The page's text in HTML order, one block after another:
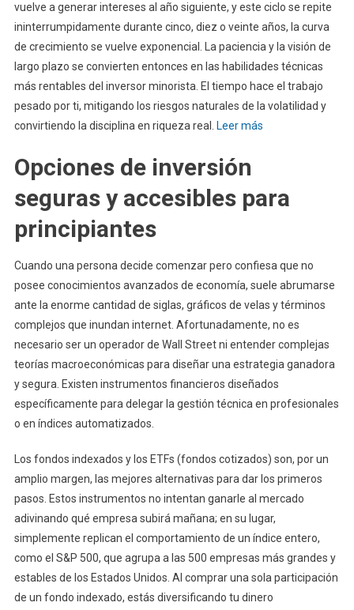
vuelve a generar intereses al año siguiente, y este ciclo se repite
ininterrumpidamente durante cinco, diez o veinte años, la curva
de crecimiento se vuelve exponencial. La paciencia y la visión de
largo plazo se convierten entonces en las habilidades técnicas
más rentables del inversor minorista. El tiempo hace el trabajo
pesado por ti, mitigando los riesgos naturales de la volatilidad y
convirtiendo la disciplina en riqueza real.
Leer más
Opciones de inversión
seguras y accesibles para
principiantes
Cuando una persona decide comenzar pero confiesa que no
posee conocimientos avanzados de economía, suele abrumarse
ante la enorme cantidad de siglas, gráficos de velas y términos
complejos que inundan internet. Afortunadamente, no es
necesario ser un operador de Wall Street ni entender complejas
teorías macroeconómicas para diseñar una estrategia ganadora
y segura. Existen instrumentos financieros diseñados
específicamente para delegar la gestión técnica en profesionales
o en índices automatizados.
Los fondos indexados y los ETFs (fondos cotizados) son, por un
amplio margen, las mejores alternativas para dar los primeros
pasos. Estos instrumentos no intentan ganarle al mercado
adivinando qué empresa subirá mañana; en su lugar,
simplemente replican el comportamiento de un índice entero,
como el S&P 500, que agrupa a las 500 empresas más grandes y
estables de los Estados Unidos. Al comprar una sola participación
de un fondo indexado, estás diversificando tu dinero